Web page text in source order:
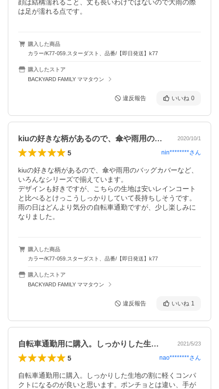
顔は結構濡れること、丈も長いわけではないので大雨の際
は足が濡れる点です。
購入した商品
カラー/K77-059.スターダスト、品番/【即日発送】k77
購入したストア
BACKYARD FAMILY ママタウン
違反報告 いいね 0
kiuの好きな柄があるので、傘や雨用の… 2020/10/1
5 nin********さん
kiuの好きな柄があるので、傘や雨用のバッグカバーなど、
いろんなシリーズで揃えています。
デザインも好きですが、こちらの生地は安いレインコート
と比べるとけっこうしっかりしていて長持ちしそうです。
雨の日はどんより気分の自転車通勤ですが、少し楽しみに
なりました。
購入した商品
カラー/K77-059.スターダスト、品番/【即日発送】k77
購入したストア
BACKYARD FAMILY ママタウン
違反報告 いいね 1
自転車通勤用に購入。しっかりした生地の… 2021/5/23
5 nao********さん
自転車通勤用に購入。しっかりした生地の割に軽くコンパ
クトになるのが良いと思います。ポンチョとは違い、手が